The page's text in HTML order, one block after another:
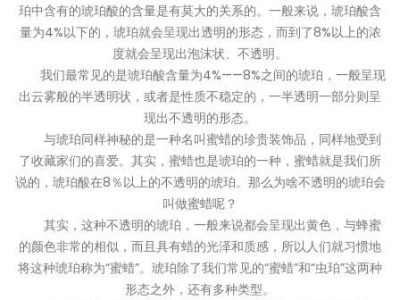
珀中含有的琥珀酸的含量是有莫大的关系的。一般来说，琥珀酸含
量为4%以下的，琥珀就会呈现出透明的形态，而到了8%以上的浓
度就会呈现出泡沫状、不透明。
我们最常见的是琥珀酸含量为4%——8%之间的琥珀，一般呈现
出云雾般的半透明状，或者是性质不稳定的，一半透明一部分则呈
现出不透明的形态。
与琥珀同样神秘的是一种名叫蜜蜡的珍贵装饰品，同样地受到
了收藏家们的喜爱。其实，蜜蜡也是琥珀的一种，蜜蜡就是我们所
说的，琥珀酸在8％以上的不透明的琥珀。那么为啥不透明的琥珀会
叫做蜜蜡呢？
其实，这种不透明的琥珀，一般来说都会呈现出黄色，与蜂蜜
的颜色非常的相似，而且具有蜡的光泽和质感，所以人们就习惯地
将这种琥珀称为“蜜蜡”。琥珀除了我们常见的“蜜蜡”和“虫珀”这两种
形态之外，还有多种类型。